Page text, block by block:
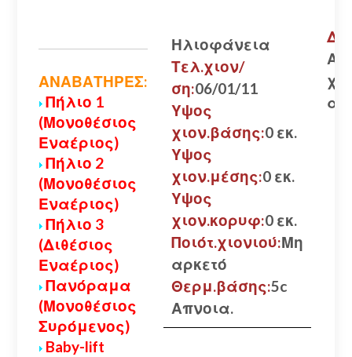
ΑΝΑΒΑΤΗΡΕΣ:
Πήλιο 1
(Μονοθέσιος
Εναέριος)
Πήλιο 2
(Μονοθέσιος
Εναέριος)
Πήλιο 3
(Διθέσιος
Εναέριος)
Πανόραμα
(Μονοθέσιος
Συρόμενος)
Baby-lift
Ηλιοφάνεια
Τελ.χιον/
ση:06/01/11
Υψος
χιον.βάσης:0 εκ.
Υψος
χιον.μέσης:0 εκ.
Υψος
χιον.κορυφ:0 εκ.
Ποιότ.χιονιού:Μη
αρκετό
Θερμ.βάσης:5c
Απνοια.